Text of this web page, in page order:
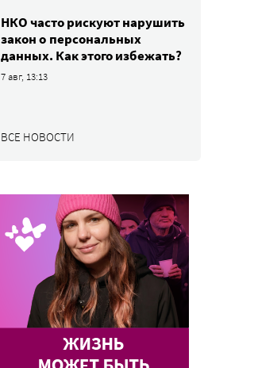
НКО часто рискуют нарушить
закон о персональных
данных. Как этого избежать?
7 авг, 13:13
ВСЕ НОВОСТИ